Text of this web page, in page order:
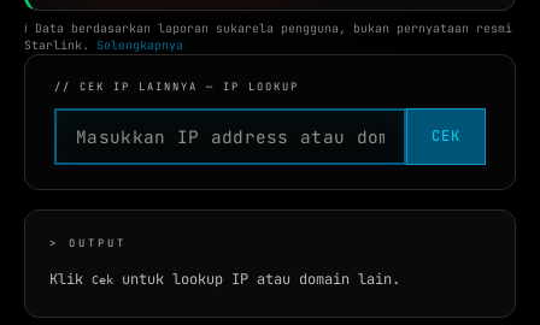
TRACEROUTE
SPEED TEST
PORT CHECKER
CEK LOKASI
INFO KONEKSI
SECURITY HEADERS
ℹ️ Data berdasarkan laporan sukarela pengguna, bukan pernyataan resmi
Starlink. Selengkapnya
// CEK IP LAINNYA — IP LOOKUP
CEK
> OUTPUT
Klik Cek untuk lookup IP atau domain lain.